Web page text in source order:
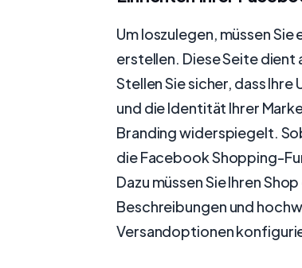
Um loszulegen, müssen
erstellen. Diese Seite
Stellen Sie sicher, dass
und die Identität Ihrer
Branding widerspiegelt.
die Facebook Shopping-
Dazu müssen Sie Ihren
Beschreibungen und
Versandoptionen